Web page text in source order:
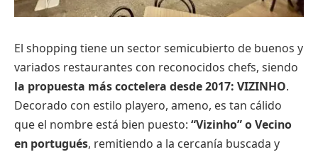
El shopping tiene un sector semicubierto de buenos y
variados restaurantes con reconocidos chefs, siendo
la propuesta más coctelera desde 2017: VIZINHO.
Decorado con estilo playero, ameno, es tan cálido
que el nombre está bien puesto: “Vizinho” o Vecino
en portugués, remitiendo a la cercanía buscada y